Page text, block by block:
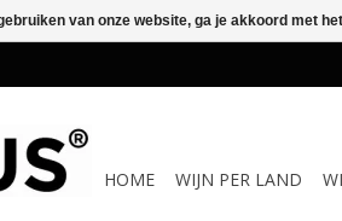
HOME WIJN PER LAND
van onze website, ga je akkoord met